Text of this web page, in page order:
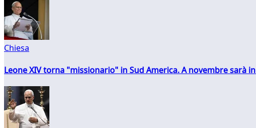
Chiesa
Leone XIV torna "missionario" in Sud America. A novembre sarà